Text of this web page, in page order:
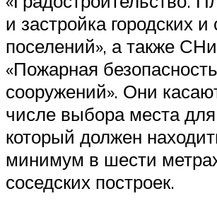
и застройка городских и
поселений», а также
«Пожарная
сооружений». Они
числе выбора места для
который должен
минимум в шести
соседских построек.